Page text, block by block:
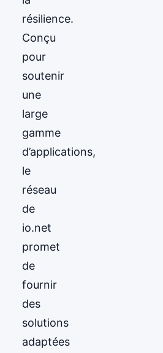
résilience.
Conçu
pour
soutenir
une
large
gamme
d’applications,
le
réseau
de
io.net
promet
de
fournir
des
solutions
adaptées